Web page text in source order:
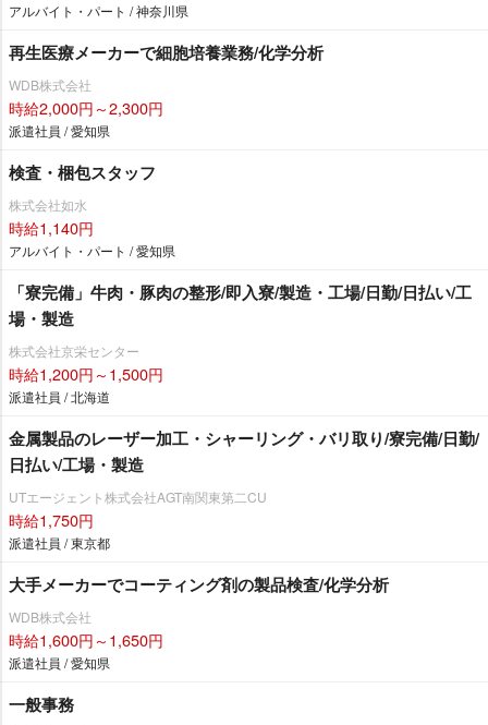
アルバイト・パート / 神奈川県
再生医療メーカーで細胞培養業務/化学分析
WDB株式会社
時給2,000円～2,300円
派遣社員 / 愛知県
検査・梱包スタッフ
株式会社如水
時給1,140円
アルバイト・パート / 愛知県
「寮完備」牛肉・豚肉の整形/即入寮/製造・工場/日勤/日払い/工
場・製造
株式会社京栄センター
時給1,200円～1,500円
派遣社員 / 北海道
金属製品のレーザー加工・シャーリング・バリ取り/寮完備/日勤/
日払い/工場・製造
UTエージェント株式会社AGT南関東第二CU
時給1,750円
派遣社員 / 東京都
大手メーカーでコーティング剤の製品検査/化学分析
WDB株式会社
時給1,600円～1,650円
派遣社員 / 愛知県
一般事務